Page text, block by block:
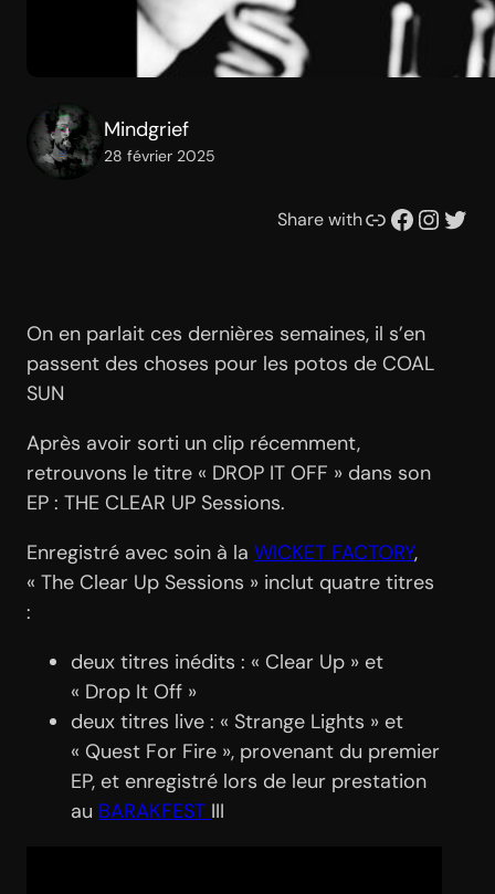
Mindgrief
28 février 2025
Share withLien Facebook Instagram Twitter
On en parlait ces dernières semaines, il s’en
passent des choses pour les potos de COAL
SUN
Après avoir sorti un clip récemment,
retrouvons le titre « DROP IT OFF » dans son
EP : THE CLEAR UP Sessions.
Enregistré avec soin à la WICKET FACTORY,
« The Clear Up Sessions » inclut quatre titres
:
deux titres inédits : « Clear Up » et
« Drop It Off »
deux titres live : « Strange Lights » et
« Quest For Fire », provenant du premier
EP, et enregistré lors de leur prestation
au BARAKFEST III